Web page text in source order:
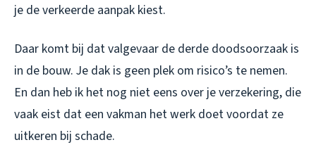
je de verkeerde aanpak kiest.
Daar komt bij dat valgevaar de derde doodsoorzaak is
in de bouw. Je dak is geen plek om risico’s te nemen.
En dan heb ik het nog niet eens over je verzekering, die
vaak eist dat een vakman het werk doet voordat ze
uitkeren bij schade.